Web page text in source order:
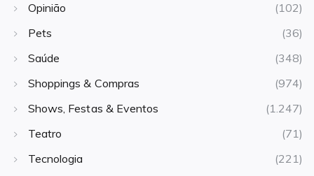
Opinião
(102)
Pets
(36)
Saúde
(348)
Shoppings & Compras
(974)
Shows, Festas & Eventos
(1.247)
Teatro
(71)
Tecnologia
(221)